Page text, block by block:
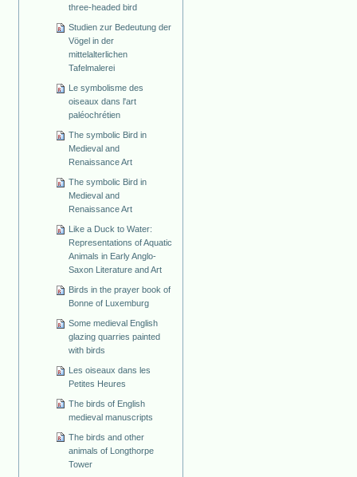
three-headed bird
Studien zur Bedeutung der
Vögel in der
mittelalterlichen
Tafelmalerei
Le symbolisme des
oiseaux dans l'art
paléochrétien
The symbolic Bird in
Medieval and
Renaissance Art
The symbolic Bird in
Medieval and
Renaissance Art
Like a Duck to Water:
Representations of Aquatic
Animals in Early Anglo-
Saxon Literature and Art
Birds in the prayer book of
Bonne of Luxemburg
Some medieval English
glazing quarries painted
with birds
Les oiseaux dans les
Petites Heures
The birds of English
medieval manuscripts
The birds and other
animals of Longthorpe
Tower